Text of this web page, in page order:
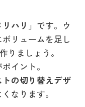
リハリ」 です。ウ
リュームを足し
りましょう。
イント。
の切り替えデザ
なります。